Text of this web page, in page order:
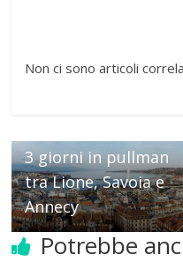
Non ci sono articoli
3 giorni in pullman
tra Lione, Savoia e
Annecy
Potrebbe